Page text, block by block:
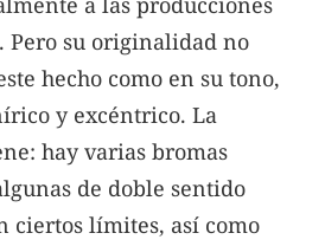
Pero su originalidad no
hecho como en su tono,
y excéntrico. La
hay varias bromas
de doble sentido
ciertos límites, así como